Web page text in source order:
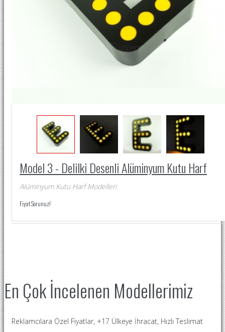
Model 3 - Delilki Desenli Alüminyum Kutu Harf
Alüminyum Kutu Harf Modelleri
Fiyat Sorunuz!
En Çok İncelenen Modellerimiz
Reklamcılara Özel Fiyatlar, +17 Ülkeye İhracat, Hızlı Teslimat